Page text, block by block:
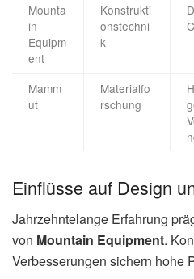
Mounta
in
Equipm
ent
Konstrukti
onstechni
k
Mamm
ut
Materialfo
rschung
Einflüsse auf Design
Jahrzehntelange Erfahrung
von Mountain Equipment.
Verbesserungen sichern hohe